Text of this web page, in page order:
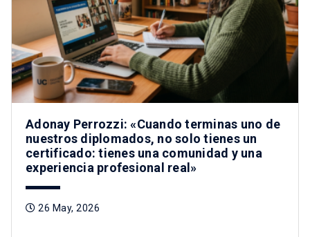
Adonay Perrozzi: «Cuando terminas uno de
nuestros diplomados, no solo tienes un
certificado: tienes una comunidad y una
experiencia profesional real»
26 May, 2026